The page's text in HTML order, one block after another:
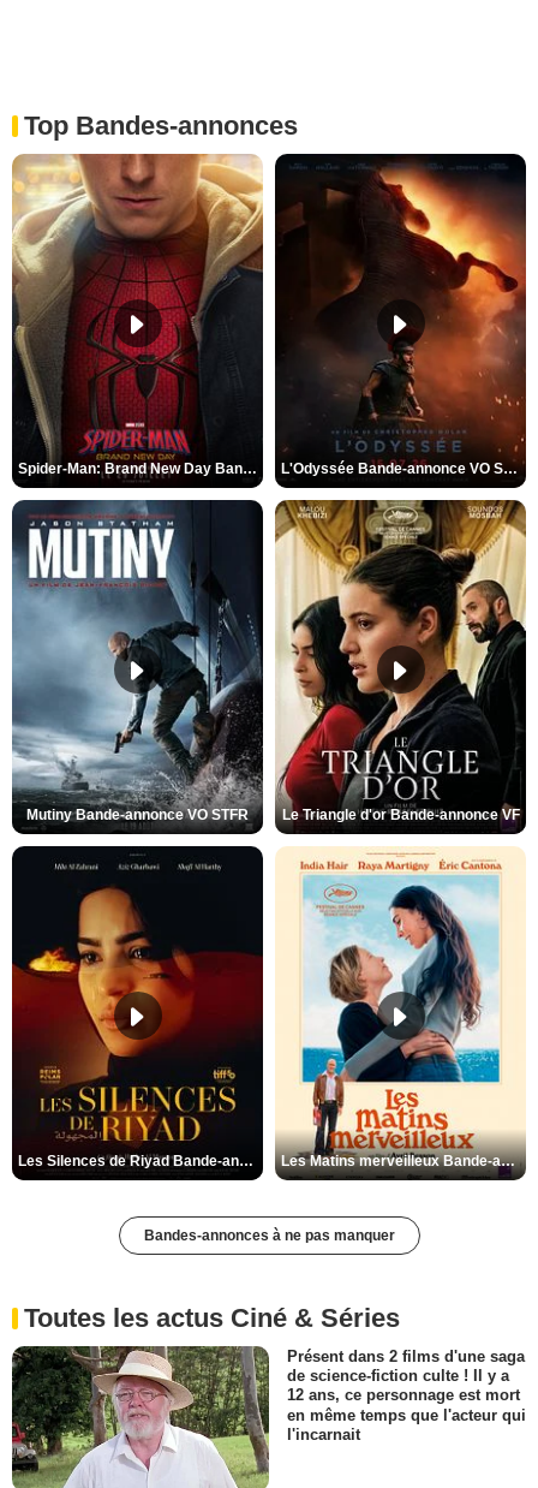
Top Bandes-annonces
Spider-Man: Brand New Day Bande-annonce VO STFR L'Odyssée Bande-annonce VO STFR
Mutiny Bande-annonce VO STFR Le Triangle d'or Bande-annonce VF
Les Silences de Riyad Bande-annonce VO STFR Les Matins merveilleux Bande-annonce VF
Bandes-annonces à ne pas manquer
Toutes les actus Ciné & Séries
Présent dans 2 films d'une saga
de science-fiction culte ! Il y a
12 ans, ce personnage est mort
en même temps que l'acteur qui
l'incarnait